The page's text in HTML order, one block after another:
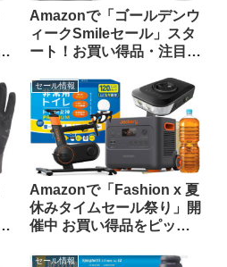
Amazonで「ゴールデンウ
ィークSmileセール」スタ
ート！お買い得品・注目品
ップしてご紹介します
セール情報
Amazonで「Fashion x 夏
休みタイムセール祭り」開
催中 お買い得品をピック
セール情報